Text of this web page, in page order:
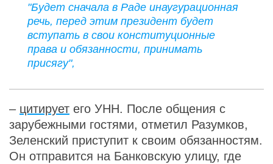
"Будет сначала в Раде инаугурационная
речь, перед этим президент будет
вступать в свои конституционные
права и обязанности, принимать
присягу",
– цитирует его УНН. После общения с
зарубежными гостями, отметил Разумков,
Зеленский приступит к своим обязанностям.
Он отправится на Банковскую улицу, где